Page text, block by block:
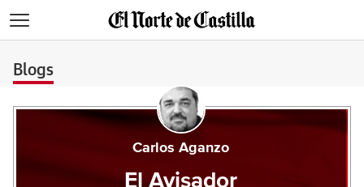
Blogs
Carlos Aganzo
El Avisador